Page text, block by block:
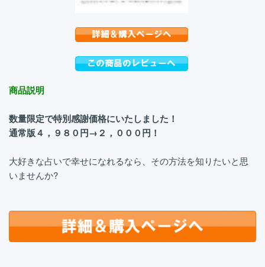
商品説明
数量限定で特別感謝価格にいたしました！
通常版４，９８０円→２，０００円！
大好きな占いで幸せになれるなら、その方法を知りたいと思
いませんか?